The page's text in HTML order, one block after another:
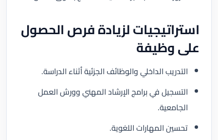
استراتيجيات لزيادة فرص الحصول
على وظيفة
التدريب الداخلي والوظائف الجزئية أثناء الدراسة.
التسجيل في برامج الإرشاد المهني وورش العمل
الجامعية.
تحسين المهارات اللغوية.